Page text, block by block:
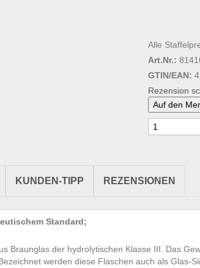
Alle
Art.Nr.:
GTIN/EAN:
Rezension
KUNDEN-TIPP REZENSIONEN
Standard;
Braunglas der hydrolytischen Klasse III. Das
werden diese Flaschen auch als Glas-